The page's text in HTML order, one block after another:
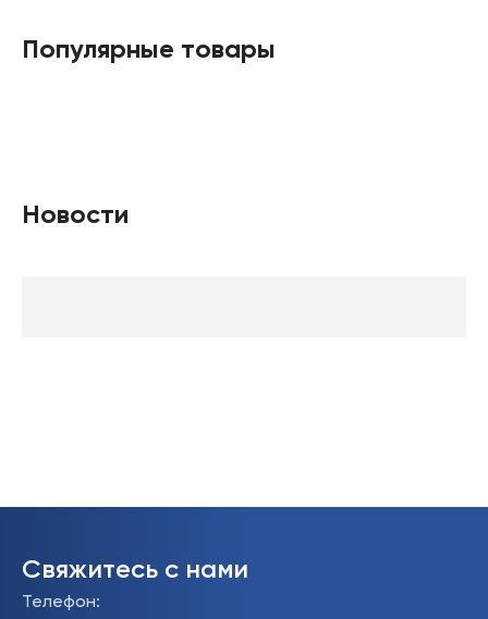
Популярные товары
Новости
Свяжитесь с нами
Телефон: